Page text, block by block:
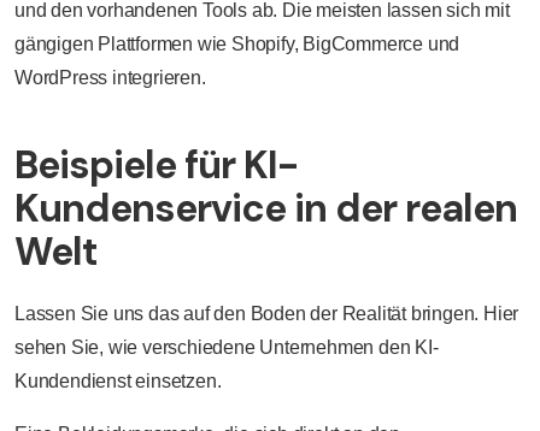
und den vorhandenen Tools ab. Die meisten lassen sich mit
gängigen Plattformen wie Shopify, BigCommerce und
WordPress integrieren.
Beispiele für KI-
Kundenservice in der realen
Welt
Lassen Sie uns das auf den Boden der Realität bringen. Hier
sehen Sie, wie verschiedene Unternehmen den KI-
Kundendienst einsetzen.